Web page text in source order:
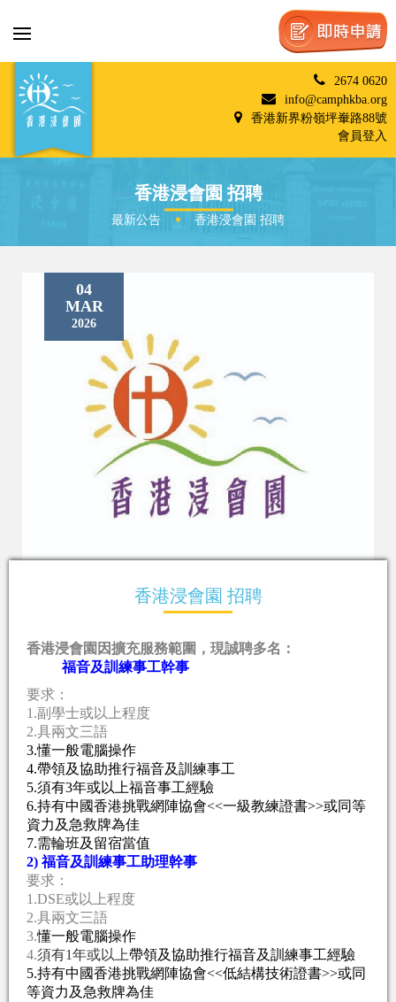
2674 0620
info@camphkba.org
香港新界粉嶺坪輋路88號
會員登入
香港浸會園 招聘
最新公告 香港浸會園 招聘
04
MAR
2026
香港浸會園 招聘
香港浸會園因擴充服務範圍，現誠聘多名：
福音及訓練事工幹事
要求：
1.副學士或以上程度
2.具兩文三語
3.懂一般電腦操作
4.帶領及協助推行福音及訓練事工
5.須有3年或以上福音事工經驗
6.持有中國香港挑戰網陣協會<<一級教練證書>>或同等
資力 及急救牌為佳
7.需輪班及 留宿當值
2)福音及訓練事工助理幹事
要求：
1.DSE或以上程度
2.具兩文三語
3.懂一般電腦操作
4.須有1年或以上帶領及協助推行福音及訓練事工經驗
5.持有中國香港挑戰網陣協會<<低結構技術證書>>或同
等資力及急救牌為佳